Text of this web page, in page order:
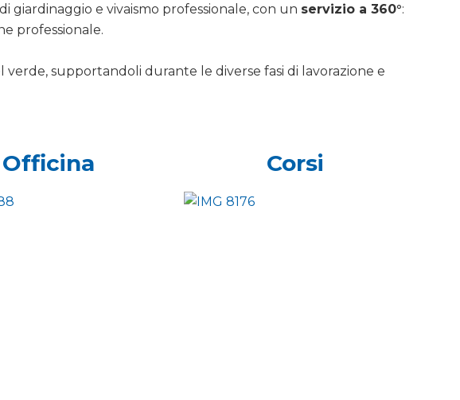
giardinaggio e vivaismo professionale, con un servizio a 360°:
professionale.
supportandoli durante le diverse fasi di lavorazione e
Officina Corsi